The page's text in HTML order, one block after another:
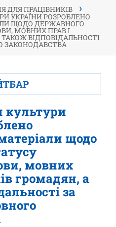
ДЛЯ ПРАЦІВНИКІВ ›
УКРАЇНИ РОЗРОБЛЕНО
ЩОДО ДЕРЖАВНОГО
МОВНИХ ПРАВ І
ВІДПОВІДАЛЬНОСТІ
ЗАКОНОДАВСТВА
культури
щодо
мовних
громадян, а
за